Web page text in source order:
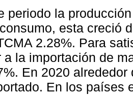
periodo la
esta creció
2.28%. Para
a la importación de
En 2020
En los países